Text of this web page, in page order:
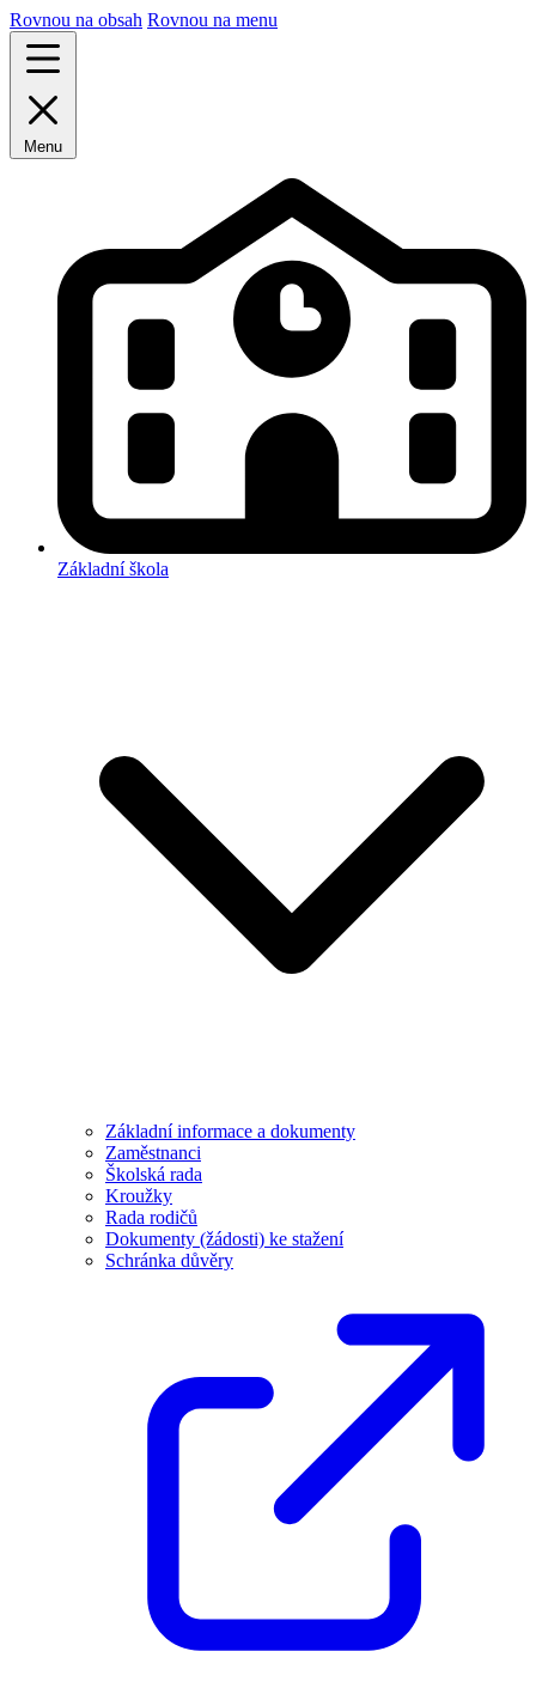
Rovnou na obsah Rovnou na menu
Menu
Základní škola
Základní informace a dokumenty
Zaměstnanci
Školská rada
Kroužky
Rada rodičů
Dokumenty (žádosti) ke stažení
Schránka důvěry